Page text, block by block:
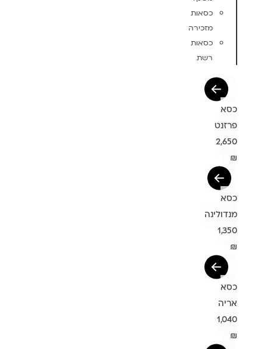
כסאות
מזכירה
כסאות
רשת
כסא
פרזנט
2,650
₪
כסא
מנדולינה
1,350
₪
כסא
אריה
1,040
₪